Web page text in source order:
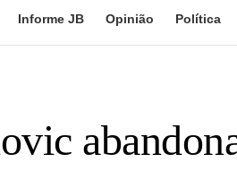
Informe JB Opinião Política